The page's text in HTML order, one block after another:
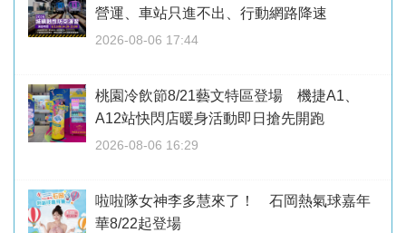
營運、車站只進不出、行動網路降速
2026-08-06 17:44
桃園冷飲節8/21藝文特區登場 機捷A1、
A12站快閃店暖身活動即日搶先開跑
2026-08-06 16:29
啦啦隊女神李多慧來了！ 石岡熱氣球嘉年
華8/22起登場